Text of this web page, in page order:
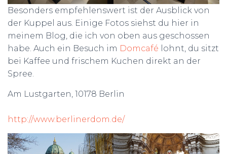
Besonders empfehlenswert ist der Ausblick von
der Kuppel aus. Einige Fotos siehst du hier in
meinem Blog, die ich von oben aus geschossen
habe. Auch ein Besuch im Domcafé lohnt, du sitzt
bei Kaffee und frischem Kuchen direkt an der
Spree.
Am Lustgarten, 10178 Berlin
http://www.berlinerdom.de/